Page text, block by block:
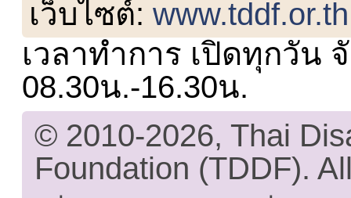
เว็บไซต์:www.tddf.or.th
เวลาทำการ เปิดทุกวัน
08.30น.-16.30น.
© 2010-2026, Thai
Foundation (TDDF).